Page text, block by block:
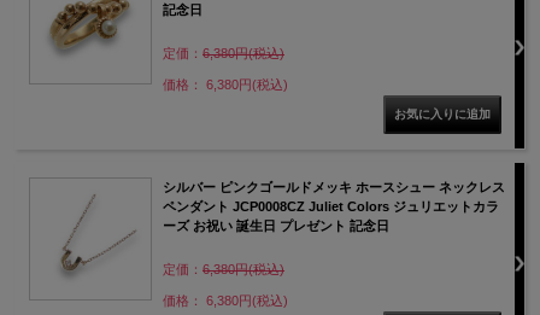
記念日
定価： 6,380円(税込)
価格： 6,380円(税込)
シルバー ピンクゴールドメッキ ホースシュー ネックレス
ペンダント JCP0008CZ Juliet Colors ジュリエットカラ
ーズ お祝い 誕生日 プレゼント 記念日
定価： 6,380円(税込)
価格： 6,380円(税込)